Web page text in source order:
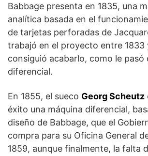
Babbage presenta en 1835, una
analítica basada en el
de tarjetas perforadas de
trabajó en el proyecto entre 1833
consiguió acabarlo, como le pasó
diferencial.
En 1855, el sueco Georg Scheutz
éxito una máquina diferencial,
diseño de Babbage, que el
compra para su Oficina General
1859, aunque finalmente, la falta